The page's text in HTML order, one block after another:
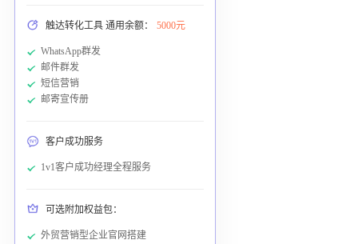
触达转化工具 通用余额： 5000元
WhatsApp群发
邮件群发
短信营销
邮寄宣传册
客户成功服务
1v1客户成功经理全程服务
可选附加权益包：
外贸营销型企业官网搭建